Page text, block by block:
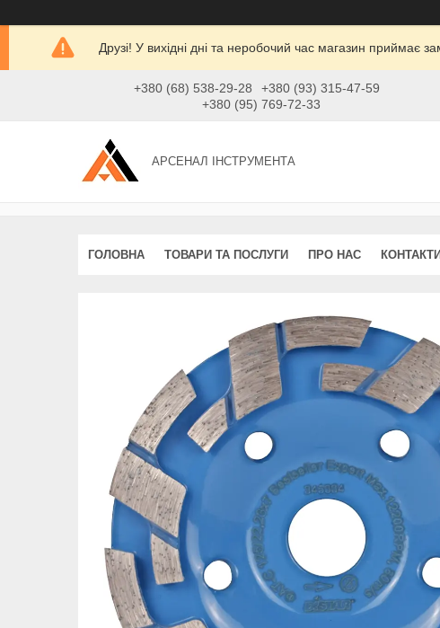
Друзі! У вихідні дні та неробочий час магазин приймає
+380 (68) 538-29-28
+380 (93) 315-47-59
+380 (95) 769-72-33
АРСЕНАЛ ІНСТРУМЕНТА
ГОЛОВНА ТОВАРИ ТА ПОСЛУГИ ПРО НАС КОНТАКТИ